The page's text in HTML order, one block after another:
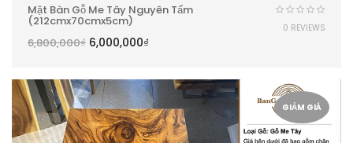
Mặt Bàn Gỗ Me Tây Nguyên Tấm
(212cmx70cmx5cm)
6,800,000₫ 6,000,000₫
0 REVIEWS
GIẢM GIÁ